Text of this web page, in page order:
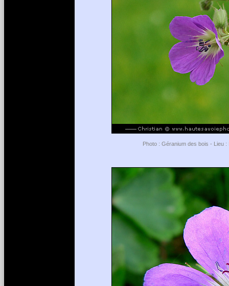
Photo : Géranium des bois - Lieu